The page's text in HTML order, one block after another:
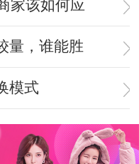
家该如何应
量，谁能胜
模式